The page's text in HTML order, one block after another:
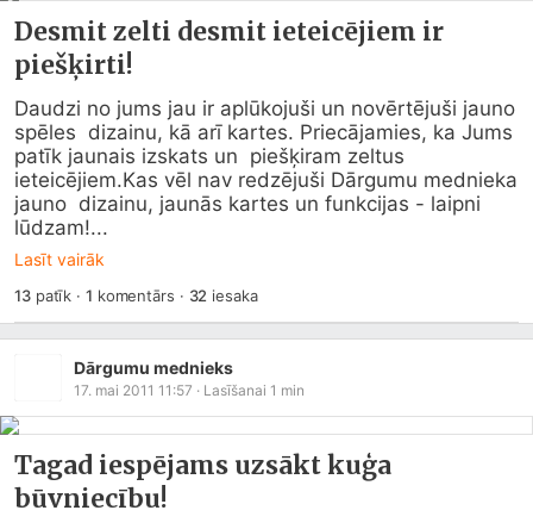
Desmit zelti desmit ieteicējiem ir
piešķirti!
Daudzi no jums jau ir aplūkojuši un novērtējuši jauno
spēles  dizainu, kā arī kartes. Priecājamies, ka Jums
patīk jaunais izskats un  piešķiram zeltus
ieteicējiem.Kas vēl nav redzējuši Dārgumu mednieka
jauno  dizainu, jaunās kartes un funkcijas - laipni
lūdzam!...
Lasīt vairāk
13patīk · 1 komentārs · 32 iesaka
Dārgumu mednieks
17. mai 2011 11:57 · Lasīšanai 1 min
Tagad iespējams uzsākt kuģa
būvniecību!